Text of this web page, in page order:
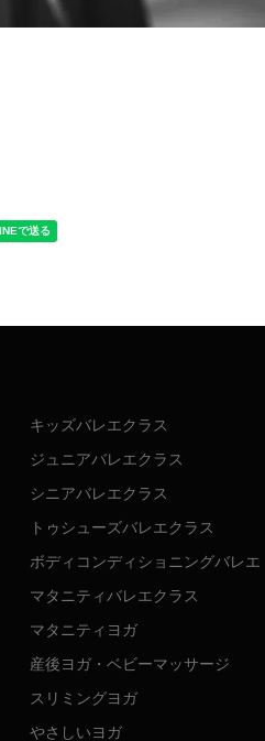
キッズバレエクラス
ジュニアバレエクラス
シニアバレエクラス
トゥシューズバレエクラス
ボディコンディショニングバレエ
マタニティバレエクラス
マタニティヨガ
産後ヨガ・ベビーマッサージ
スリミングヨガ
やさしいヨガ